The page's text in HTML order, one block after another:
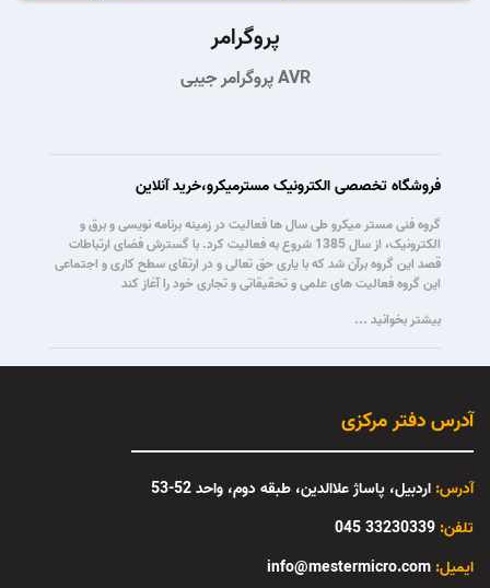
پروگرامر
پروگرامر جیبی AVR
فروشگاه تخصصی الکترونیک مسترمیکرو،خرید آنلاین
گروه فنی مستر میکرو طی سال ها فعالیت در زمینه برنامه نویسی و برق و
الکترونیک، از سال 1385 شروع به فعالیت کرد. با گسترش فضای ارتباطات
قصد این گروه برآن شد که با یاری حق تعالی و در ارتقای سطح کاری و اجتماعی
این گروه فعالیت های علمی و تحقیقاتی و تجاری خود را آغاز کند
بیشتر بخوانید ...
آدرس دفتر مرکزی
آدرس: اردبیل، پاساژ علاالدین، طبقه دوم، واحد 52-53
تلفن: 33230339 045
info@mestermicro.com :ایمیل